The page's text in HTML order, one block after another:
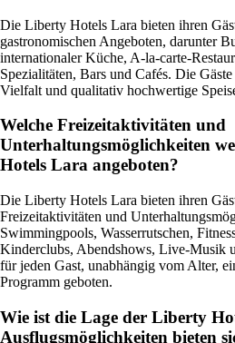
Die Liberty Hotels Lara bieten ihren
gastronomischen Angeboten, darunter
internationaler Küche, A-la-carte-
Spezialitäten, Bars und Cafés. Die
Vielfalt und qualitativ hochwertige
Welche Freizeitaktivitäten und
Unterhaltungsmöglichkeiten
Hotels Lara angeboten?
Die Liberty Hotels Lara bieten ihren
Freizeitaktivitäten und
Swimmingpools, Wasserrutschen,
Kinderclubs, Abendshows, Live-Musik
für jeden Gast, unabhängig vom Alter,
Programm geboten.
Wie ist die Lage der Liberty
Ausflugsmöglichkeiten bieten